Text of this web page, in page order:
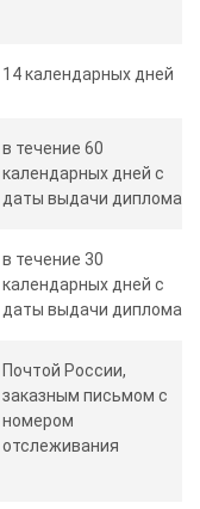
14 календарных дней
в течение 60
календарных дней с
даты выдачи диплома
в течение 30
календарных дней с
даты выдачи диплома
Почтой России,
заказным письмом с
номером
отслеживания